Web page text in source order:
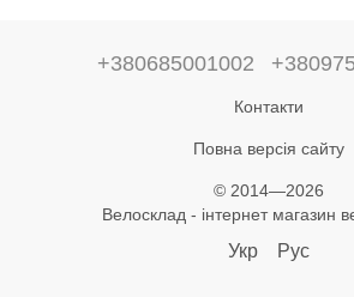
+380685001002
Контакти
Повна версія сайту
© 2014—2026
Велосклад - інтернет магазин
Укр Рус